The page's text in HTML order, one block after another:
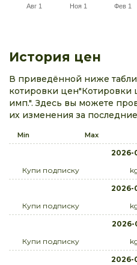
Авг 1 Ноя 1 Фев 1
История цен
В приведённой ниже
котировки цен"Котировки
имп.". Здесь вы можете
их изменения за
Min Max
2026-
Купи подписку
2026-
Купи подписку
2026-
Купи подписку
2026-